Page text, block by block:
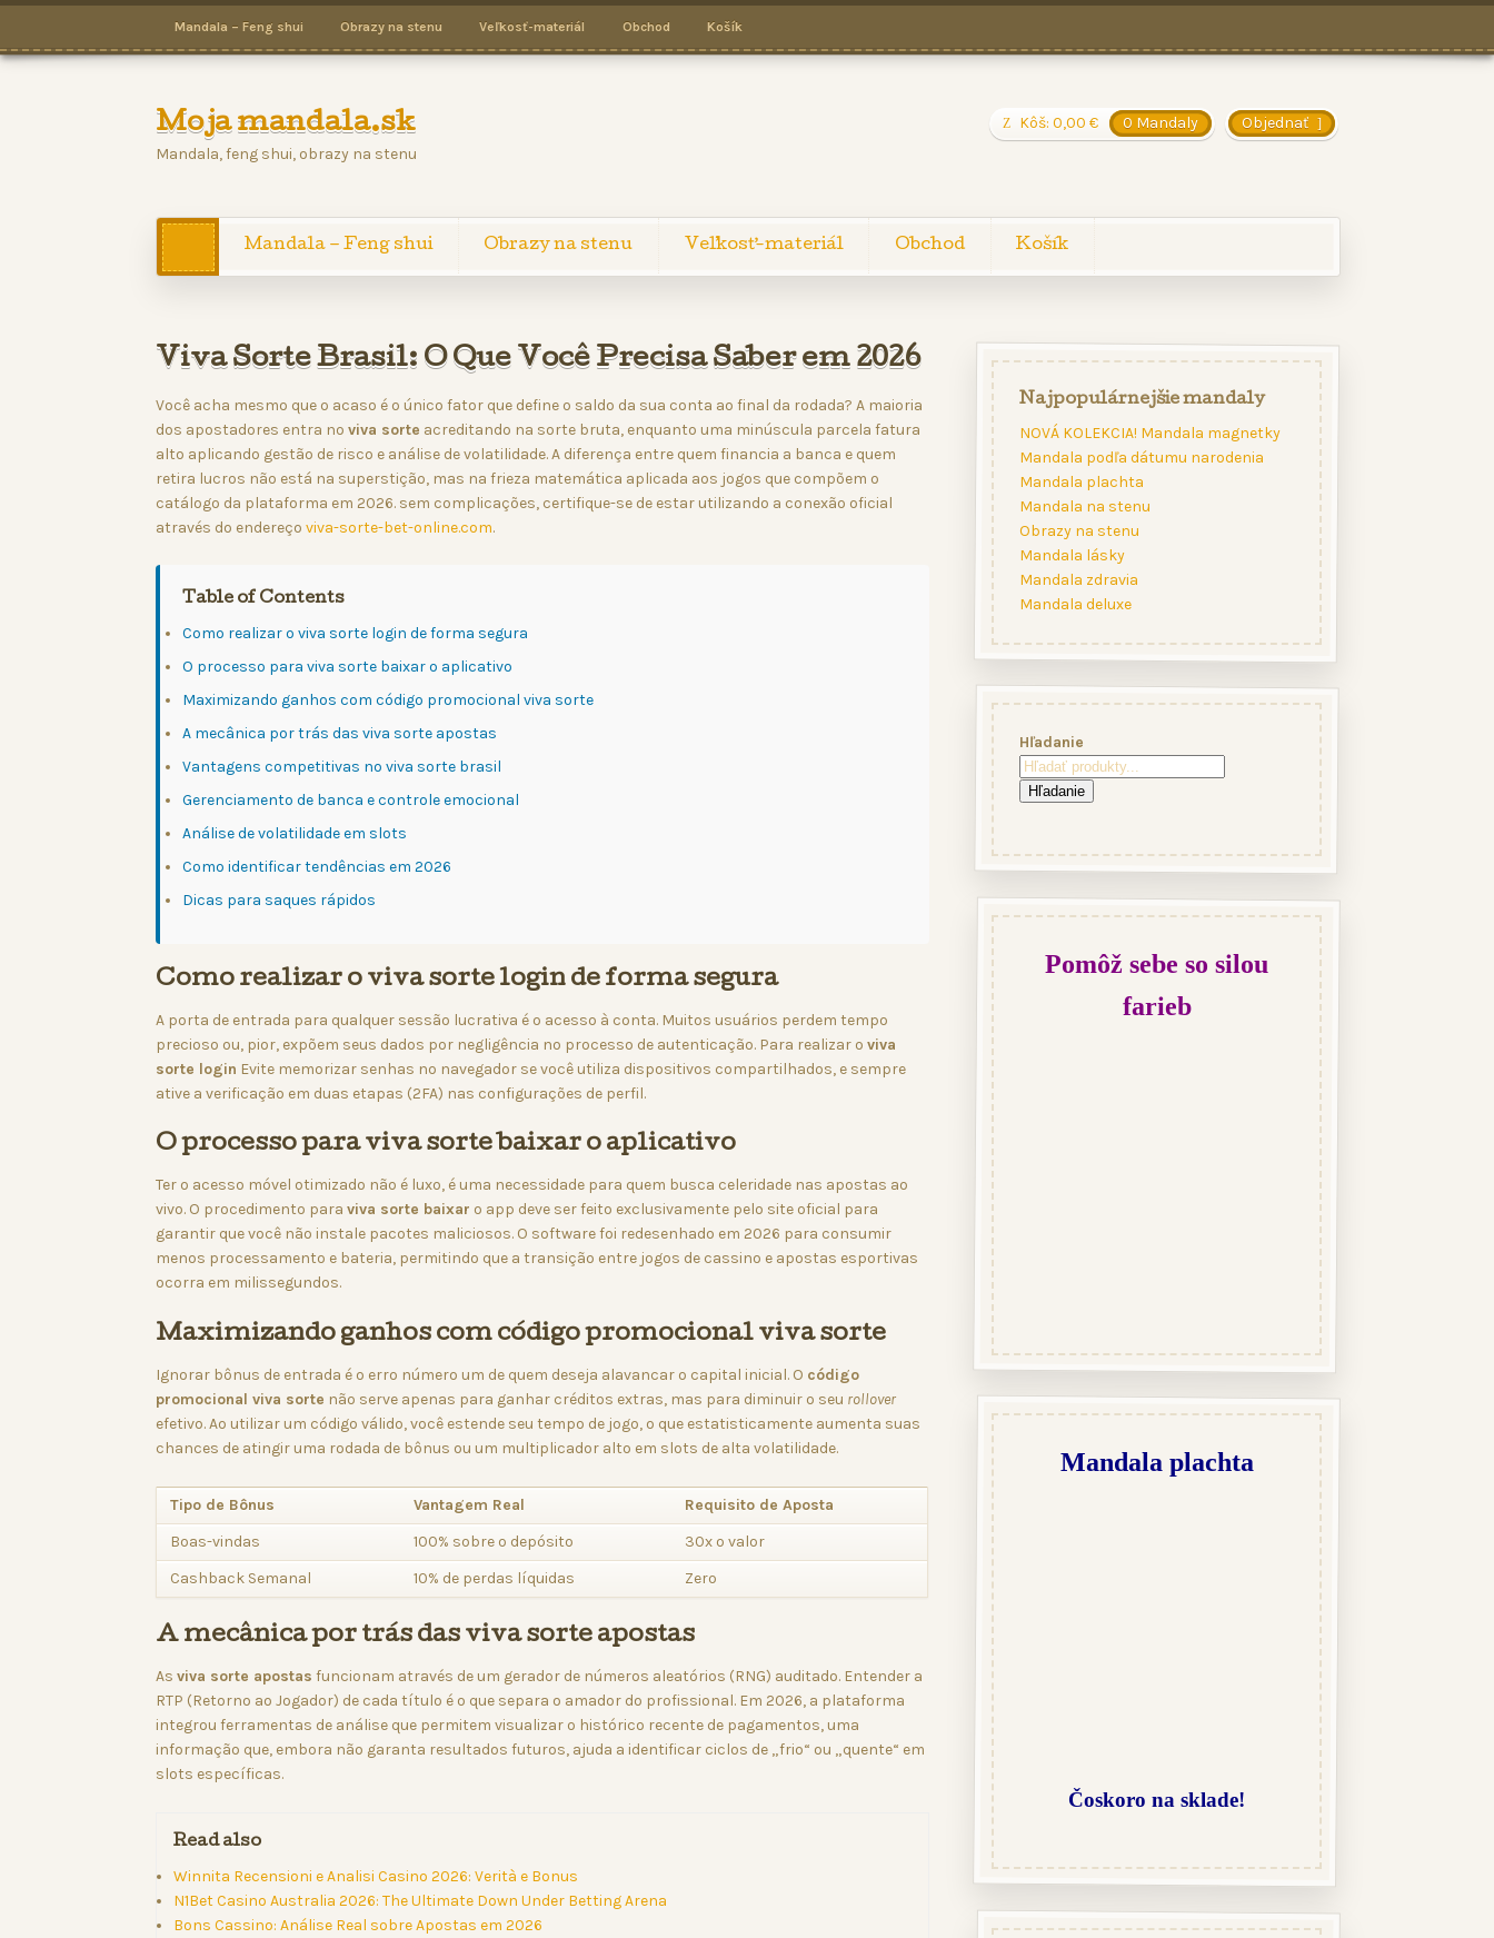
Mandala – Feng shui Obrazy na stenu Veľkosť-materiál Obchod Košík
Moja mandala.sk
Mandala, feng shui, obrazy na stenu
Objednať
Kôš: 0,00 € 0 Mandaly
Mandala – Feng shui Obrazy na stenu Veľkosť-materiál Obchod Košík
Viva Sorte Brasil: O Que Você Precisa Saber em 2026
Você acha mesmo que o acaso é o único fator que define o saldo da sua conta ao final da rodada? A maioria
dos apostadores entra noviva sorte acreditando na sorte bruta, enquanto uma minúscula parcela fatura
alto aplicando gestão de risco e análise de volatilidade. A diferença entre quem financia a banca e quem
retira lucros não está na superstição, mas na frieza matemática aplicada aos jogos que compõem o
catálogo da plataforma em 2026. sem complicações, certifique-se de estar utilizando a conexão oficial
através do endereçoviva-sorte-bet-online.com.
Table of Contents
Como realizar o viva sorte login de forma segura
O processo para viva sorte baixar o aplicativo
Maximizando ganhos com código promocional viva sorte
A mecânica por trás das viva sorte apostas
Vantagens competitivas no viva sorte brasil
Gerenciamento de banca e controle emocional
Análise de volatilidade em slots
Como identificar tendências em 2026
Dicas para saques rápidos
Como realizar o viva sorte login de forma segura
A porta de entrada para qualquer sessão lucrativa é o acesso à conta. Muitos usuários perdem tempo
precioso ou, pior, expõem seus dados por negligência no processo de autenticação. Para realizar oviva
sorte login Evite memorizar senhas no navegador se você utiliza dispositivos compartilhados, e sempre
ative a verificação em duas etapas (2FA) nas configurações de perfil.
O processo para viva sorte baixar o aplicativo
Ter o acesso móvel otimizado não é luxo, é uma necessidade para quem busca celeridade nas apostas ao
vivo. O procedimento paraviva sorte baixar o app deve ser feito exclusivamente pelo site oficial para
garantir que você não instale pacotes maliciosos. O software foi redesenhado em 2026 para consumir
menos processamento e bateria, permitindo que a transição entre jogos de cassino e apostas esportivas
ocorra em milissegundos.
Maximizando ganhos com código promocional viva sorte
Ignorar bônus de entrada é o erro número um de quem deseja alavancar o capital inicial. O código
promocional viva sorte não serve apenas para ganhar créditos extras, mas para diminuir o seu rollover
efetivo. Ao utilizar um código válido, você estende seu tempo de jogo, o que estatisticamente aumenta suas
chances de atingir uma rodada de bônus ou um multiplicador alto em slots de alta volatilidade.
Tipo de Bônus Vantagem Real
Requisito de Aposta
Boas-vindas
100% sobre o depósito
30x o valor
Cashback Semanal
10% de perdas líquidas Zero
A mecânica por trás das viva sorte apostas
Asviva sorte apostas funcionam através de um gerador de números aleatórios (RNG) auditado. Entender a
RTP (Retorno ao Jogador) de cada título é o que separa o amador do profissional. Em 2026, a plataforma
integrou ferramentas de análise que permitem visualizar o histórico recente de pagamentos, uma
informação que, embora não garanta resultados futuros, ajuda a identificar ciclos de „frio“ ou „quente“ em
slots específicas.
Read also
Winnita Recensioni e Analisi Casino 2026: Verità e Bonus
N1Bet Casino Australia 2026: The Ultimate Down Under Betting Arena
Bons Cassino: Análise Real sobre Apostas em 2026
Najpopulárnejšie mandaly
NOVÁ KOLEKCIA! Mandala magnetky
Mandala podľa dátumu narodenia
Mandala plachta
Mandala na stenu
Obrazy na stenu
Mandala lásky
Mandala zdravia
Mandala deluxe
Hľadanie
Hľadanie
Pomôž sebe so silou
farieb
Mandala plachta
Čoskoro na sklade!